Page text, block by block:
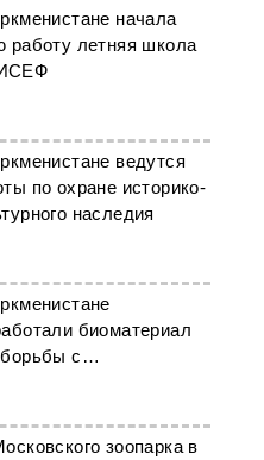
начала
работу летняя школа
ведутся
по охране историко-
наследия
биоматериал
с
зоопарка в